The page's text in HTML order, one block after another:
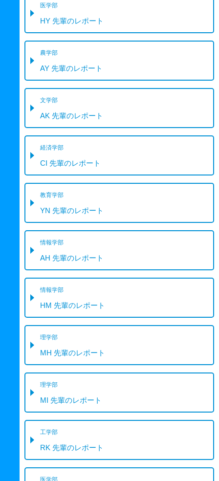
医学部
HY 先輩のレポート
農学部
AY 先輩のレポート
文学部
AK 先輩のレポート
経済学部
CI 先輩のレポート
教育学部
YN 先輩のレポート
情報学部
AH 先輩のレポート
情報学部
HM 先輩のレポート
理学部
MH 先輩のレポート
理学部
MI 先輩のレポート
工学部
RK 先輩のレポート
医学部